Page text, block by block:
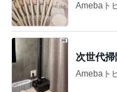
Amebaト
次世代掃
Amebaト